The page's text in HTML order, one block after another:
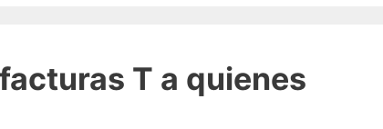
T a quienes